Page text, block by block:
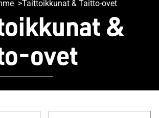
Taittoikkunat & Taitto-ovet
&
ovet